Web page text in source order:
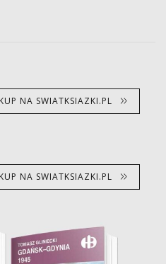
KUP NA SWIATKSIAZKI.PL
KUP NA SWIATKSIAZKI.PL